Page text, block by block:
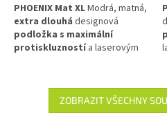
PHOENIX Mat XLModrá, matná,
extra dlouhá designová
podložka s maximální
protiskluznostía laserovým
povlakem.
ZOBRAZIT VŠECHNY